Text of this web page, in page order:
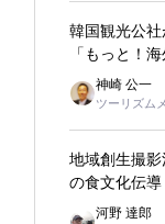
韓国観光公
「もっと！
神崎 公一
ツーリズム
地域創生撮
の食文化伝導
河野 達郎